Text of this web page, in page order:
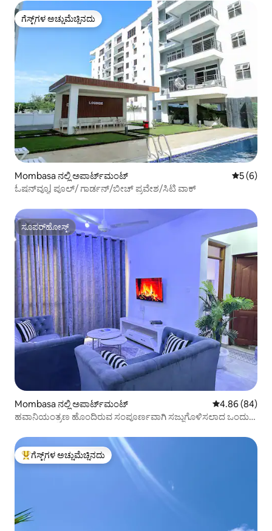
ಗೆಸ್ಟ್‌ಗಳ ಅಚ್ಚುಮೆಚ್ಚಿನದು
ಗೆಸ್ಟ್‌ಗಳ ಅಚ್ಚುಮೆಚ್ಚಿನದು
Mombasa ನಲ್ಲಿ ಅಪಾರ್ಟ್‌ಮಂಟ್ 5 ರಲ್ಲಿ 5
5 (6)
ಓಷನ್‌ವ್ಯೂ| ಪೂಲ್/ ಗಾರ್ಡನ್/ಬೀಚ್ ಪ್ರವೇಶ/ಸಿಟಿ ವಾಕ್
ಸೂಪರ್‌ಹೋಸ್ಟ್
ಸೂಪರ್‌ಹೋಸ್ಟ್
Mombasa ನಲ್ಲಿ ಅಪಾರ್ಟ್‌ಮಂಟ್ 5 ರಲ್ಲಿ 4.86
4.86 (84)
ಹವಾನಿಯಂತ್ರಣ ಹೊಂದಿರುವ ಸಂಪೂರ್ಣವಾಗಿ ಸಜ್ಜುಗೊಳಿಸಲಾದ ಒಂದು
ಗೆಸ್ಟ್‌ಗಳಿಗೆ ಅತಿ ಹೆಚ್ಚು ಅಚ್ಚುಮೆಚ್ಚಿನದು
ಗೆಸ್ಟ್‌ಗಳ ಅಚ್ಚುಮೆಚ್ಚಿನದು